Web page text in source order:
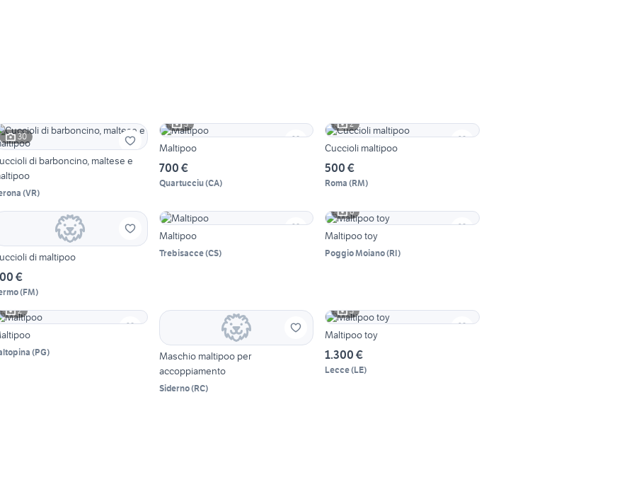
30
di barboncino, maltese e
(VR)
3
Maltipoo
700 €
Quartucciu(CA)
2
Cuccioli maltipoo
500 €
Roma (RM)
di maltipoo
€
(FM)
Maltipoo
Trebisacce(CS)
6
Maltipoo toy
Poggio Moiano(RI)
2
(PG)
Maschio maltipoo per
accoppiamento
Siderno(RC)
3
Maltipoo toy
1.300 €
Lecce(LE)